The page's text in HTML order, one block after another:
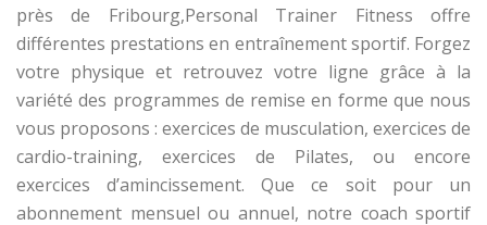
près de Fribourg,Personal Trainer Fitness offre
différentes prestations en entraînement sportif. Forgez
votre physique et retrouvez votre ligne grâce à la
variété des programmes de remise en forme que nous
vous proposons : exercices de musculation, exercices de
cardio-training, exercices de Pilates, ou encore
exercices d’amincissement. Que ce soit pour un
abonnement mensuel ou annuel, notre coach sportif